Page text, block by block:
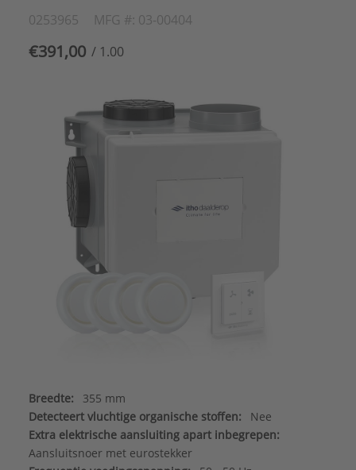
0253965 MFG #: 03-00404
€391,00 / 1.00
Breedte:
355 mm
Detecteert vluchtige organische stoffen:
Nee
Extra elektrische aansluiting apart inbegrepen:
Aansluitsnoer met eurostekker